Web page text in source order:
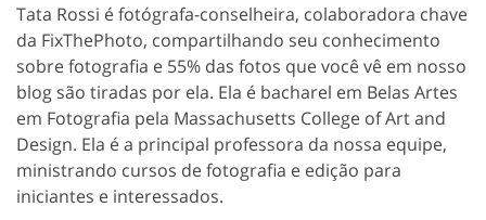
Tata Rossi é fotógrafa-conselheira, colaboradora chave
da FixThePhoto, compartilhando seu conhecimento
sobre fotografia e 55% das fotos que você vê em nosso
blog são tiradas por ela. Ela é bacharel em Belas Artes
em Fotografia pela Massachusetts College of Art and
Design. Ela é a principal professora da nossa equipe,
ministrando cursos de fotografia e edição para
iniciantes e interessados.